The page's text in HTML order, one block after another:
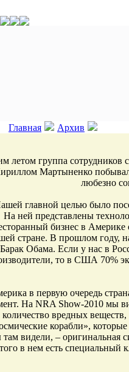
Главная
Архив
летом группа сотрудников
Мартыненко
любезно
главной целью было
На ней представлены
бизнес в Америке
стране. В прошлом году,
Барак Обама. Если у нас в
то в США 70%
в первую очередь
На NRA Show-2010 мы
количество вредных
корабли»,
видели, – оригинальная
в нем есть специальный